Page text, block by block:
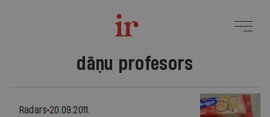
dāņu profesors
Radars 20.09.2011.